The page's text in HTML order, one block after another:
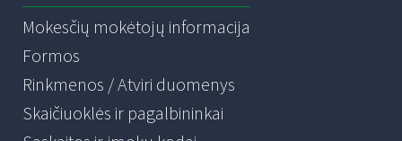
Mokesčių mokėtojų informacija
Formos
Rinkmenos / Atviri duomenys
Skaičiuoklės ir pagalbininkai